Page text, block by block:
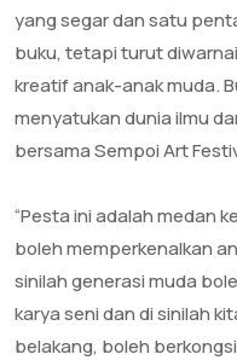
yang segar dan satu
buku, tetapi turut
kreatif anak-anak muda.
menyatukan dunia ilmu
bersama Sempoi Art
‎“Pesta ini adalah medan
boleh memperkenalkan
sinilah generasi muda
karya seni dan di sinilah
belakang, boleh